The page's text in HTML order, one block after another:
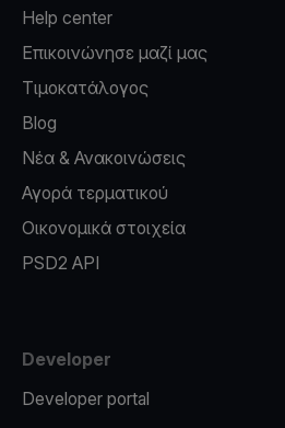
Help center
Επικοινώνησε μαζί μας
Τιμοκατάλογος
Blog
Νέα & Ανακοινώσεις
Αγορά τερματικού
Οικονομικά στοιχεία
PSD2 API
Developer
Developer portal